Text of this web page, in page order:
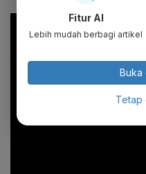
Fitur AI
Lebih mudah berbagi artikel
Buka
Tetap